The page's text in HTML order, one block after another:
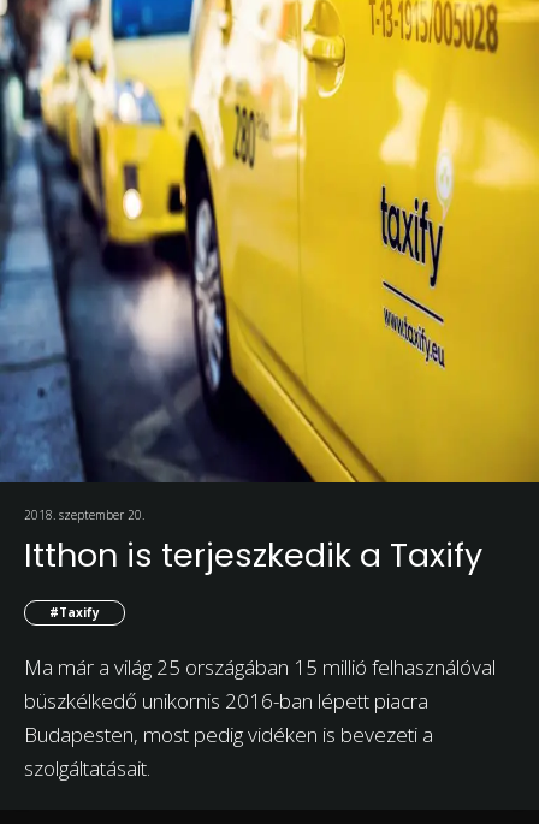
2018. szeptember 20.
Itthon is terjeszkedik a Taxify
#Taxify
Ma már a világ 25 országában 15 millió felhasználóval
büszkélkedő unikornis 2016-ban lépett piacra
Budapesten, most pedig vidéken is bevezeti a
szolgáltatásait.